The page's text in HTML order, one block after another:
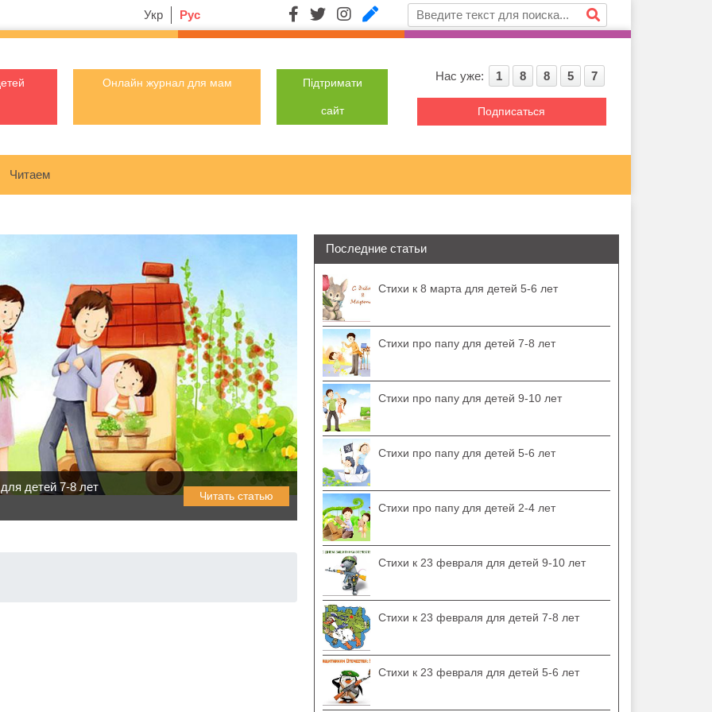
Укр Рус
Онлайн журнал для мам Підтримати
сайт
Нас уже: 1 8 8 5 7
Подписаться
Читаем
детей 7-8 лет
Читать статью
Последние статьи
Стихи к 8 марта для детей 5-6 лет
Стихи про папу для детей 7-8 лет
Стихи про папу для детей 9-10 лет
Стихи про папу для детей 5-6 лет
Стихи про папу для детей 2-4 лет
Стихи к 23 февраля для детей 9-10 лет
Стихи к 23 февраля для детей 7-8 лет
Стихи к 23 февраля для детей 5-6 лет